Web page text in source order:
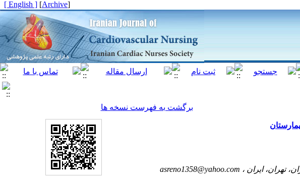
[
Archive
]
[ English ]
برگشت به فهرست نسخه ها
asreno1358@yahoo.com